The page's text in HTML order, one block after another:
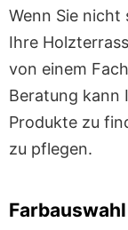
Wenn Sie
Ihre
von einem
Beratung kann
Produkte zu
zu pflegen.